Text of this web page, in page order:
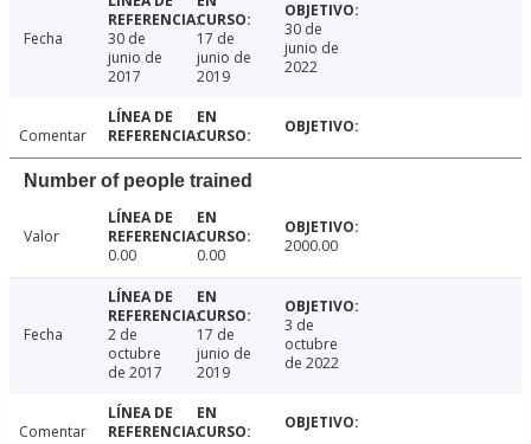
Fecha
30 de
junio de
2017
17 de
junio de
2019
30 de
junio de
2022
Comentar
Number of people trained
Valor
0.00
0.00 2000.00
Fecha
2 de
octubre
de 2017
17 de
junio de
2019
3 de
octubre
de 2022
Comentar